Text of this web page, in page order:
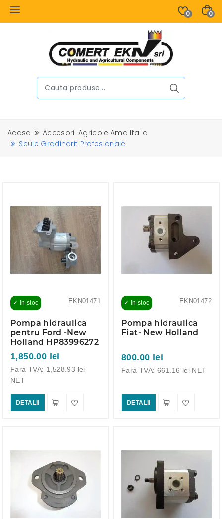
0 0
Acasa
Accesorii Agricole Ama Italia
Scule Gradinarit Profesionale
EKN01471
✓ In stoc
Pompa hidraulica
pentru Ford -New
Holland HP83996272
1,850.00 lei
Fara TVA: 1,528.93 lei
NET
DETALII
EKN01472
✓ In stoc
Pompa hidraulica
Fiat- New Holland
800.00 lei
Fara TVA: 661.16 lei NET
DETALII